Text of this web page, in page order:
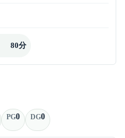
80分
PG0 DG0